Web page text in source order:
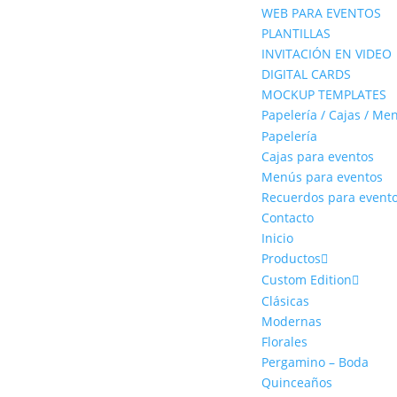
WEB PARA EVENTOS
PLANTILLAS
INVITACIÓN EN VIDEO
DIGITAL CARDS
MOCKUP TEMPLATES
Papelería / Cajas /
Papelería
Cajas para eventos
Menús para eventos
Recuerdos para
Contacto
Inicio
Productos
Custom Edition
Clásicas
Modernas
Florales
Pergamino – Boda
Quinceaños